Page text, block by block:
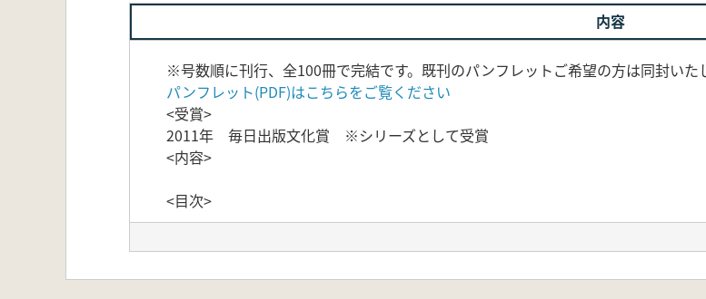
内容
※号数順に刊行、全100冊で完結です。既刊のパンフレットご希望の方は同封いた
パンフレット(PDF)はこちらをご覧ください
<受賞>
2011年 毎日出版文化賞 ※シリーズとして受賞
<内容>
<目次>